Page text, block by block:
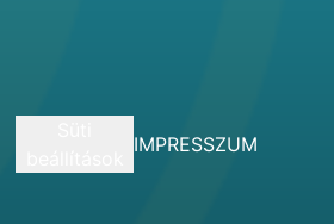
szolgáltatásai
IMPRESSZUM